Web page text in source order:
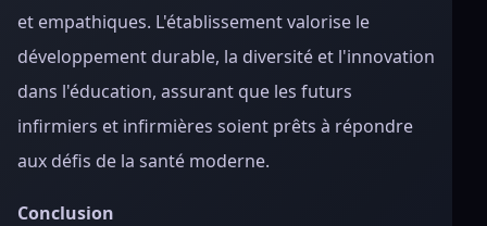
et empathiques. L'établissement valorise le
développement durable, la diversité et l'innovation
dans l'éducation, assurant que les futurs
infirmiers et infirmières soient prêts à répondre
aux défis de la santé moderne.
Conclusion